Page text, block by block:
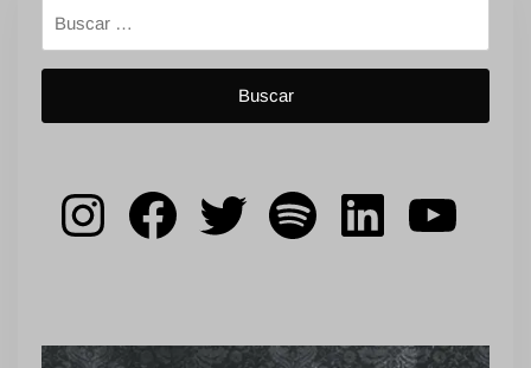
Instagram
Facebook
TwitterSpotify
LinkedIn